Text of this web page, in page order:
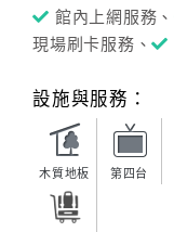
館內上網服務、
現場刷卡服務、
設施與服務：
木質地板 第四台